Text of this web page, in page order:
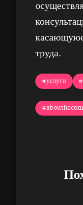
труда.
#услуги